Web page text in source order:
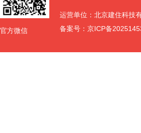
官方微信
运营单位：北京建住科技
备案号： 京ICP备